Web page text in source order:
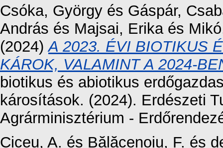
Csóka, György és Gáspár,
András és Majsai, Erikaés
(2024)A 2023. ÉVI BIOTIKUS
KÁROK, VALAMINT A 2024-
biotikus és abiotikus
károsítások. (2024). Erdészeti
Agrárminisztérium -
Ciceu, A. és Bălăcenoiu, F. és